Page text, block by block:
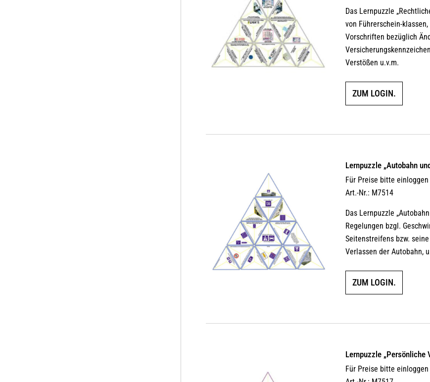
Das Lernpuzzle
von Führerschein-
Vorschriften bezüglich
Verstößen u.v.m.
ZUM LOGIN.
Lernpuzzle „Autobahn
Für Preise bitte einloggen
Art.-Nr.: M7514
Das Lernpuzzle
Regelungen bzgl.
Seitenstreifens bzw.
Verlassen der Autobahn,
ZUM LOGIN.
Lernpuzzle „Persönliche
Für Preise bitte einloggen